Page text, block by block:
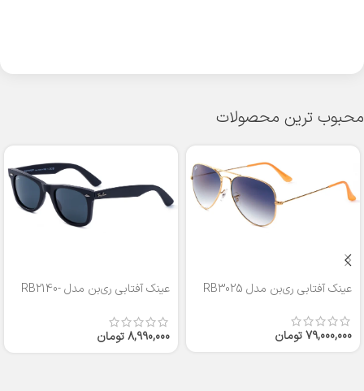
محبوب ترین محصولات
عینک آفتابی ری‌بن مدل RB3025
79,000,000تومان
عینک آفتابی ری‌بن مدل RB2140-
8,990,000تومان